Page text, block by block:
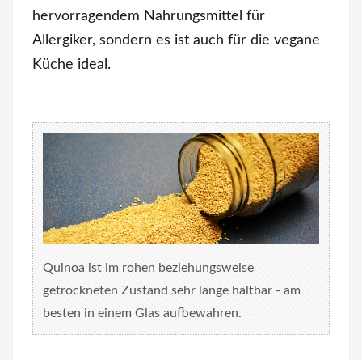
hervorragendem Nahrungsmittel für
Allergiker, sondern es ist auch für die vegane
Küche ideal.
Quinoa ist im rohen beziehungsweise
getrockneten Zustand sehr lange haltbar - am
besten in einem Glas aufbewahren.